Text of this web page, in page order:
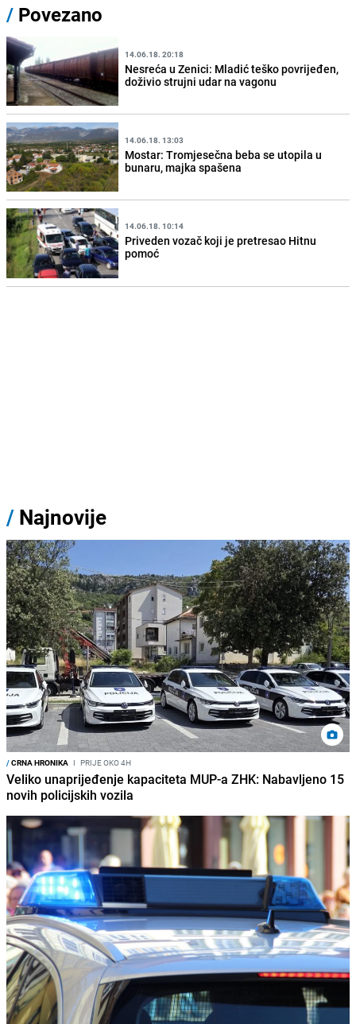
/ Povezano
14.06.18. 20:18
Nesreća u Zenici: Mladić teško povrijeđen,
doživio strujni udar na vagonu
14.06.18. 13:03
Mostar: Tromjesečna beba se utopila u
bunaru, majka spašena
14.06.18. 10:14
Priveden vozač koji je pretresao Hitnu
pomoć
/ Najnovije
/CRNA HRONIKA I PRIJE OKO 4H
Veliko unaprijeđenje kapaciteta MUP-a ZHK: Nabavljeno 15
novih policijskih vozila